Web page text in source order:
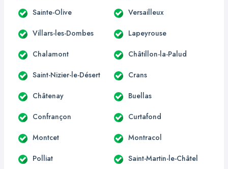
Sainte-Olive Versailleux
Villars-les-Dombes Lapeyrouse
Chalamont Châtillon-la-Palud
Saint-Nizier-le-Désert Crans
Châtenay Buellas
Confrançon Curtafond
Montcet Montracol
Polliat Saint-Martin-le-Châtel